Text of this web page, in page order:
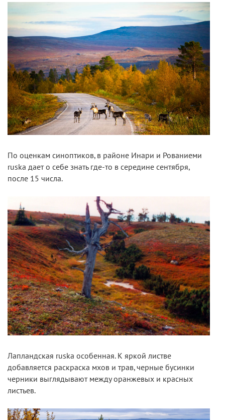
По оценкам синоптиков, в районе Инари и Рованиеми
ruska дает о себе знать где-то в середине сентября,
после 15 числа.
Лапландская ruska особенная. К яркой листве
добавляется раскраска мхов и трав, черные бусинки
черники выглядывают между оранжевых и красных
листьев.